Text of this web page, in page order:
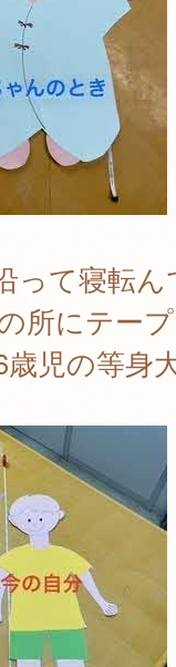
て寝転ん
所にテー
児の等身